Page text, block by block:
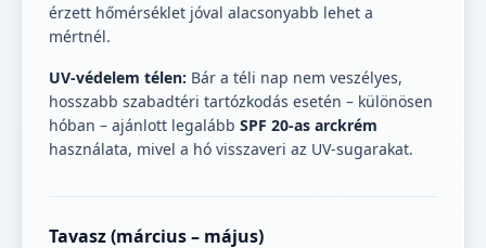
érzett hőmérséklet jóval alacsonyabb lehet a
mértnél.
UV-védelem télen: Bár a téli nap nem veszélyes,
hosszabb szabadtéri tartózkodás esetén – különösen
hóban – ajánlott legalább SPF 20-as arckrém
használata, mivel a hó visszaveri az UV-sugarakat.
Tavasz (március – május)